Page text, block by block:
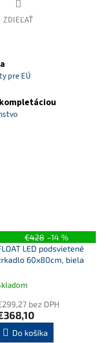
ZDIEĽAŤ
pre EÚ
€428 –14 %
LED podsvietené
60x80cm, biela
bez DPH
Do košíka